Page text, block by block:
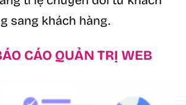
sang khách hàng.
CÁO QUẢN TRỊ WEB